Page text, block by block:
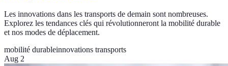
Les innovations dans les transports de demain sont nombreuses.
Explorez les tendances clés qui révolutionneront la mobilité durable
et nos modes de déplacement.
mobilité durableinnovations transports
Aug 2